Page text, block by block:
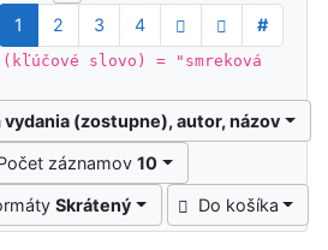
1
2 3 4
#
(kľúčové slovo) = "smreková
vydania (zostupne), autor, názov
záznamov10
Skrátený Do košíka